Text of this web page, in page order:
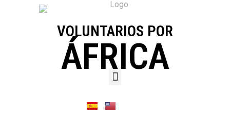
VOLUNTARIOS POR
ÁFRICA